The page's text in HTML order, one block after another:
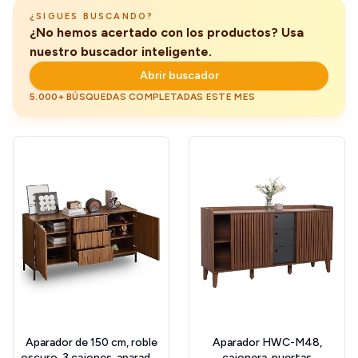
¿SIGUES BUSCANDO?
¿No hemos acertado con los productos? Usa
nuestro buscador inteligente.
Abrir buscador
5.000+ BÚSQUEDAS COMPLETADAS ESTE MES
Aparador de 150 cm, roble
Aparador HWC-M48,